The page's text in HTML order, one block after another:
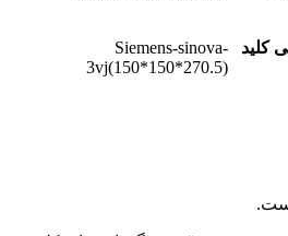
کلید
Siemens-sinova-
3vj(150*150*270.5)